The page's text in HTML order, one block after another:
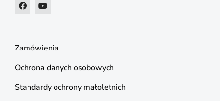
Zamówienia
Ochrona danych osobowych
Standardy ochrony małoletnich